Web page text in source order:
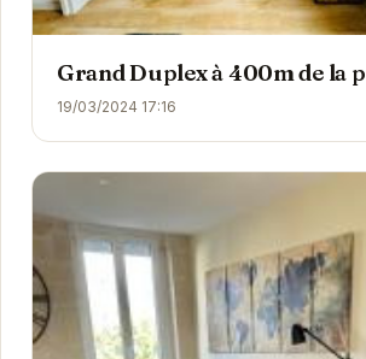
Grand Duplex à 400m de la
19/03/2024 17:16